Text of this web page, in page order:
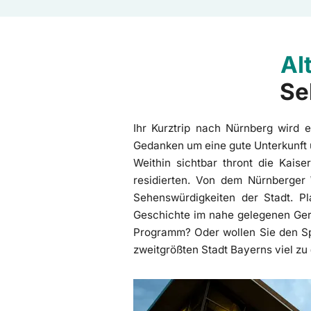
Ihr Kurztrip nach Nürnberg wird
Gedanken um eine gute
Weithin sichtbar thront die
residierten. Von dem
Sehenswürdigkeiten der Stadt.
Geschichte im nahe gelegenen
Programm? Oder wollen Sie den
zweitgrößten Stadt Bayerns viel zu
Mehr erfahren: